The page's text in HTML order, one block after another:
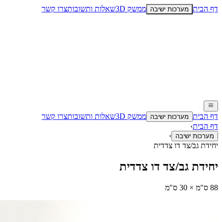
דף הבית מערכות ישיבה ממשק 3D שאלות ותשובותצרו קשר
דף הבית מערכות ישיבה ממשק 3D שאלות ותשובותצרו קשר
דף הבית›
מערכות ישיבה
›
יחידת גב/צד דו צדדית
יחידת גב/צד דו צדדית
88 ס"מ × 30 ס"מ